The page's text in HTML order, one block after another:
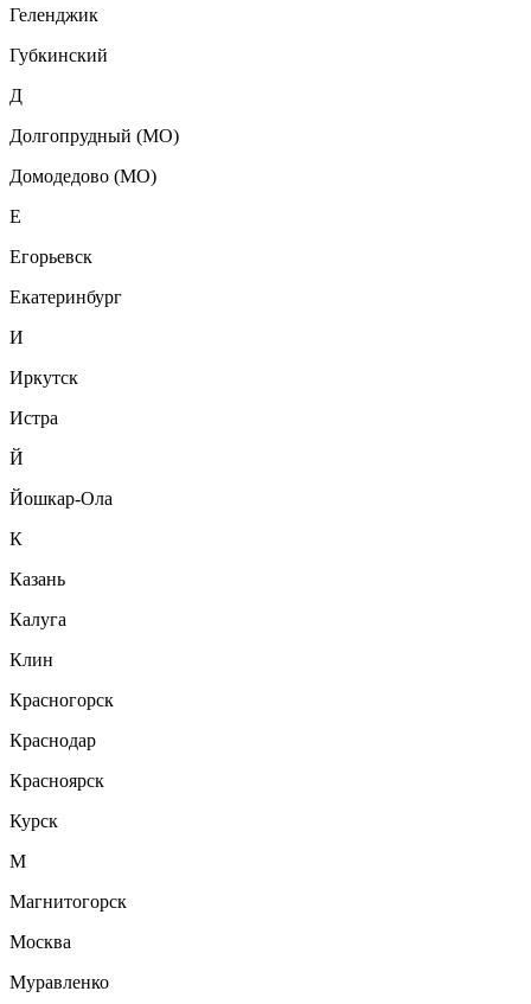
Геленджик
Губкинский
Д
Долгопрудный (МО)
Домодедово (МО)
Е
Егорьевск
Екатеринбург
И
Иркутск
Истра
Й
Йошкар-Ола
К
Казань
Калуга
Клин
Красногорск
Краснодар
Красноярск
Курск
М
Магнитогорск
Москва
Муравленко